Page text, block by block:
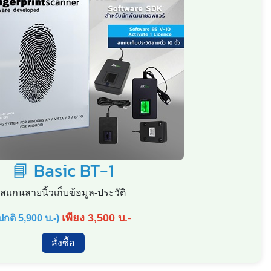
📘 Basic BT-1
สแกนลายนิ้วเก็บข้อมูล-ประวัติ
กติ 5,900 บ.-) เพียง 3,500 บ.-
สั่งซื้อ